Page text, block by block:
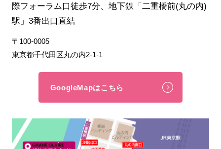
際フォーラム口徒歩7分、地下鉄「二重橋前(丸の内)
駅」3番出口直結
〒100-0005
東京都千代田区丸の内2-1-1
GoogleMapはこちら